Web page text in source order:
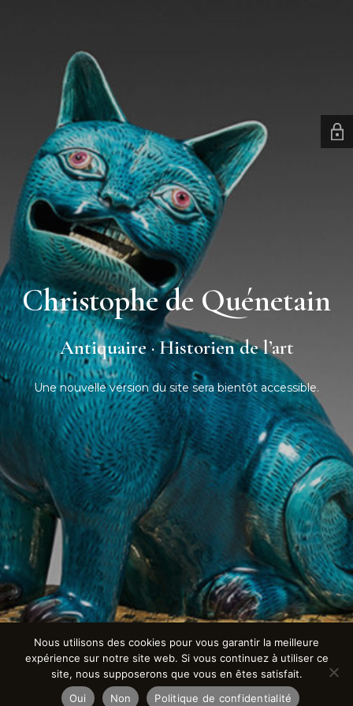
Christophe de Quénetain
Antiquaire · Historien de l’art
Une nouvelle version du site sera bientôt accessible.
Nous utilisons des cookies pour vous garantir la meilleure
expérience sur notre site web. Si vous continuez à utiliser ce
site, nous supposerons que vous en êtes satisfait.
Oui
Non Politique de confidentialité